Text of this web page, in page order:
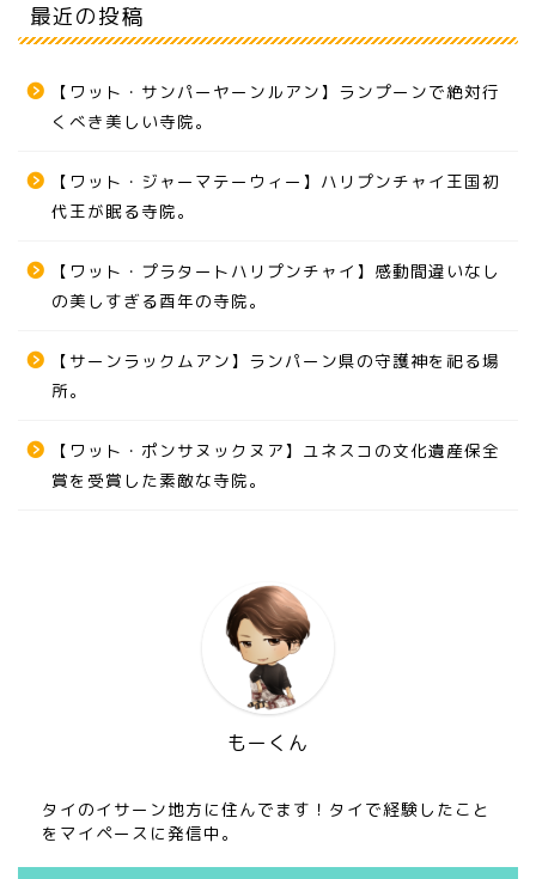
最近の投稿
【ワット・サンパーヤーンルアン】ランプーンで絶対行
くべき美しい寺院。
【ワット・ジャーマテーウィー】ハリプンチャイ王国初
代王が眠る寺院。
【ワット・プラタートハリプンチャイ】感動間違いなし
の美しすぎる酉年の寺院。
【サーンラックムアン】ランパーン県の守護神を祀る場
所。
【ワット・ポンサヌックヌア】ユネスコの文化遺産保全
賞を受賞した素敵な寺院。
もーくん
タイのイサーン地方に住んでます！タイで経験したこと
をマイペースに発信中。